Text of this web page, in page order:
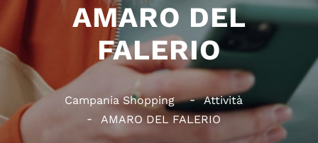
AMARO DEL
FALERIO
Campania Shopping
Attività
AMARO DEL FALERIO